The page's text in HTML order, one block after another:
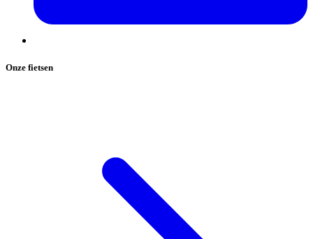
Onze fietsen